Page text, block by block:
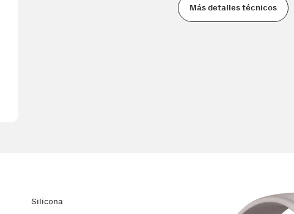
Más detalles técnicos
Silicona